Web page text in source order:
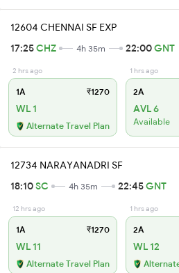
12604 CHENNAI SF EXP
17:25CHZ 4h 35m 22:00GNT
2 hrs ago
1A ₹1270
WL 1
Alternate Travel Plan
1 hrs ago
2A
AVL 6
Available
12734 NARAYANADRI SF
18:10SC 4h 35m 22:45GNT
12 hrs ago
1A ₹1270
WL 11
Alternate Travel Plan
1 hrs ago
2A
WL 12